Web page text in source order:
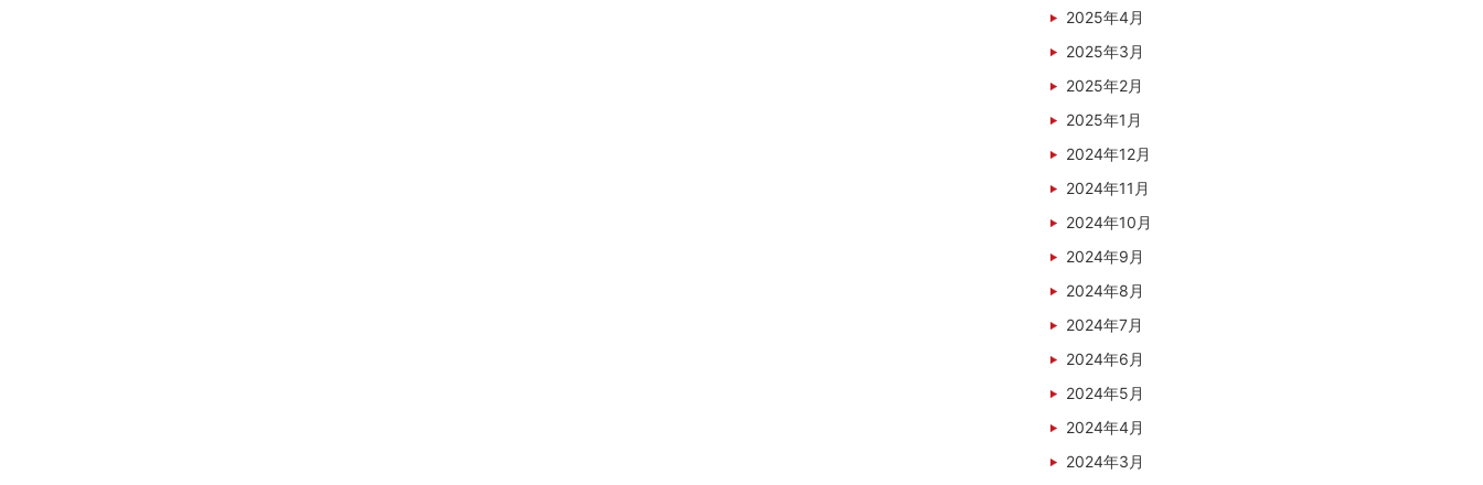
2025年4月
2025年3月
2025年2月
2025年1月
2024年12月
2024年11月
2024年10月
2024年9月
2024年8月
2024年7月
2024年6月
2024年5月
2024年4月
2024年3月